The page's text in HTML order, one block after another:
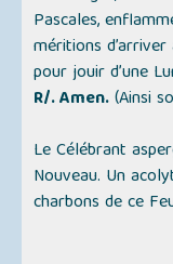
Pascales,
méritions
pour jouir d’une
R/. Amen.(Ainsi
Le Célébrant
Nouveau. Un
charbons de ce